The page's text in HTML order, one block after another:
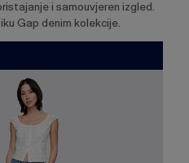
i samouvjeren izgled.
Gap denim kolekcije.